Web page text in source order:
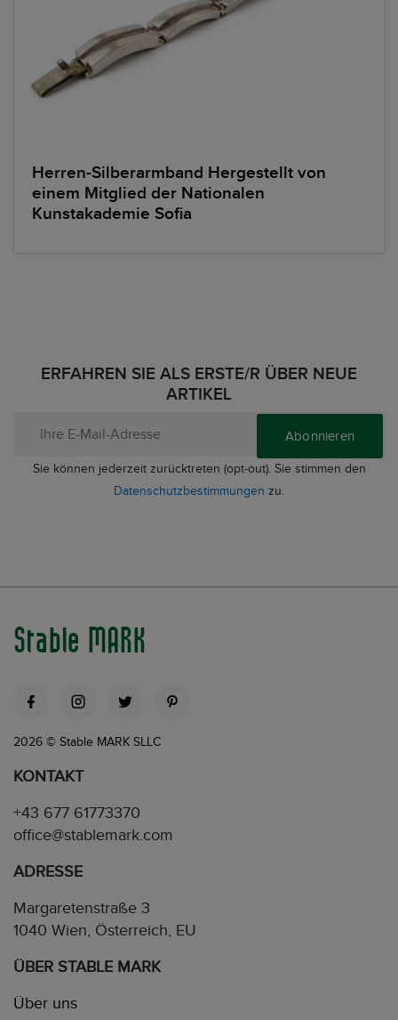
Herren-Silberarmband Hergestellt von
einem Mitglied der Nationalen
Kunstakademie Sofia
ERFAHREN SIE ALS ERSTE/R ÜBER NEUE
ARTIKEL
Abonnieren
Sie können jederzeit zurücktreten (opt-out). Sie stimmen den
Datenschutzbestimmungen zu.
Stable MARK
2026 © Stable MARK SLLC
KONTAKT
+43 677 61773370
office@stablemark.com
ADRESSE
Margaretenstraße 3
1040 Wien, Österreich, EU
ÜBER STABLE MARK
Über uns